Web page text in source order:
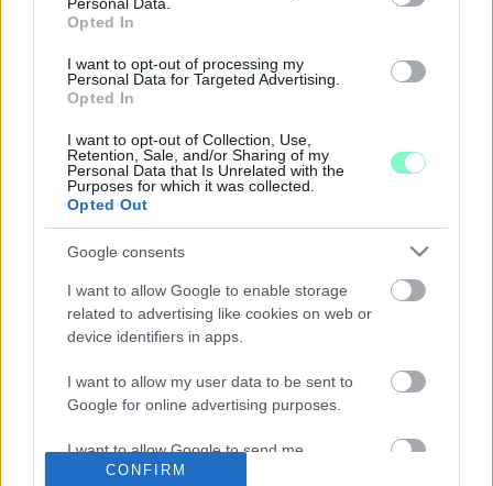
Personal Data.
Opted In
I want to opt-out of processing my
Personal Data for Targeted Advertising.
Opted In
I want to opt-out of Collection, Use,
Retention, Sale, and/or Sharing of my
Personal Data that Is Unrelated with the
Purposes for which it was collected.
Opted Out
Google consents
I want to allow Google to enable storage
related to advertising like cookies on web or
device identifiers in apps.
I want to allow my user data to be sent to
Google for online advertising purposes.
I want to allow Google to send me
personalized advertising.
CONFIRM
NEM CSITULNAK A HULLÁMOK A GYŐRI
FÜRDŐBEN
2025. március. 10. 08:28
Az egyik költségvetési vita során Győr polgármestere védelmi
pénzként aposztrofálta a Rába Quelle város felé fennálló
tartozását. Kíváncsiak voltunk, vajon tudnak-e közeledni az
álláspontok.
TOVÁBBRA IS MOSTOHA GYEREK A SZENTIVÁNI
INFORMÁCIÓS PONT
A múlt hét csütörtöki közgyűlés kapcsán végül a konszenzus
lett a kedvenc szó, hiszen a felek kompromisszumos döntés
hoztak egy sor kérdésben. A Győrszentiváni Lakossági
Információs Iroda újranyitása egyelőre nincs köztük.
KÖNYVELHETETT EL TEGNAP A TISZTA
SZÍVVEL A VÁROSÉRT
A győri költségvetés kapcsán olyan konszenzus született,
melyre minden érintett joggal lehet büszke. A józan ész és a